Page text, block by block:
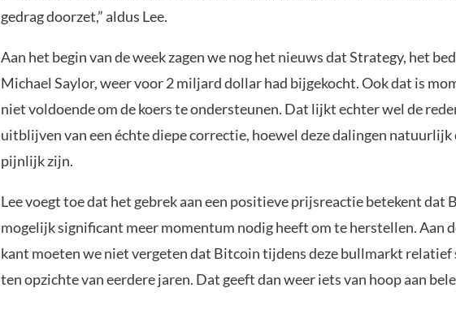
gedrag doorzet,” aldus Lee.
Aan het begin van de week zagen we nog het nieuws dat Strategy, het
Michael Saylor, weer voor 2 miljard dollar had bijgekocht. Ook dat is
niet voldoende om de koers te ondersteunen. Dat lijkt echter wel de
uitblijven van een échte diepe correctie, hoewel deze dalingen natuurlijk
pijnlijk zijn.
Lee voegt toe dat het gebrek aan een positieve prijsreactie betekent dat
mogelijk significant meer momentum nodig heeft om te herstellen. Aan
kant moeten we niet vergeten dat Bitcoin tijdens deze bullmarkt relatief
ten opzichte van eerdere jaren. Dat geeft dan weer iets van hoop aan